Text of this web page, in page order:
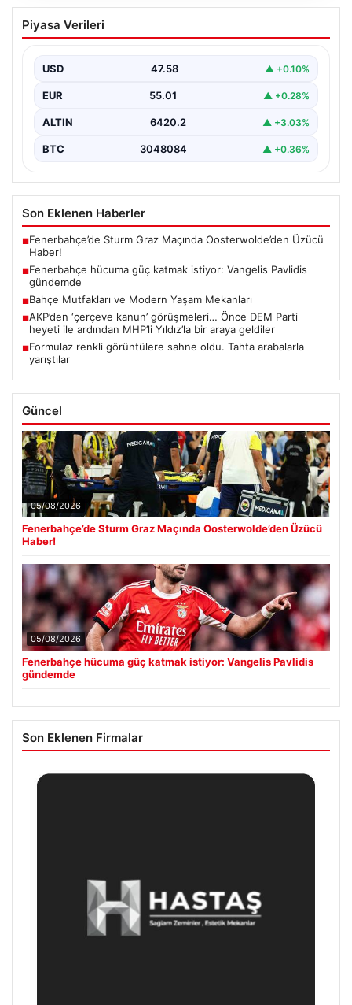
Fenerbahçe hücuma güç katmak
istiyor: Vangelis Pavlidis gündemde
sorununun çözümü için farklı alternatifleri masaya
yatırıyor. Sarı-lacivertli…
Piyasa Verileri
USD 47.58 ▲ +0.10%
EUR 55.01 ▲ +0.28%
ALTIN 6420.2 ▲ +3.03%
BTC 3048084 ▲ +0.36%
Son Eklenen Haberler
■Fenerbahçe’de Sturm Graz Maçında Oosterwolde’den Üzücü
Haber!
■Fenerbahçe hücuma güç katmak istiyor: Vangelis Pavlidis
gündemde
■Bahçe Mutfakları ve Modern Yaşam Mekanları
■AKP’den ‘çerçeve kanun’ görüşmeleri… Önce DEM Parti
heyeti ile ardından MHP’li Yıldız’la bir araya geldiler
■Formulaz renkli görüntülere sahne oldu. Tahta arabalarla
yarıştılar
Güncel
05/08/2026
Fenerbahçe’de Sturm Graz Maçında Oosterwolde’den Üzücü
Haber!
05/08/2026
Fenerbahçe hücuma güç katmak istiyor: Vangelis Pavlidis
gündemde
Son Eklenen Firmalar